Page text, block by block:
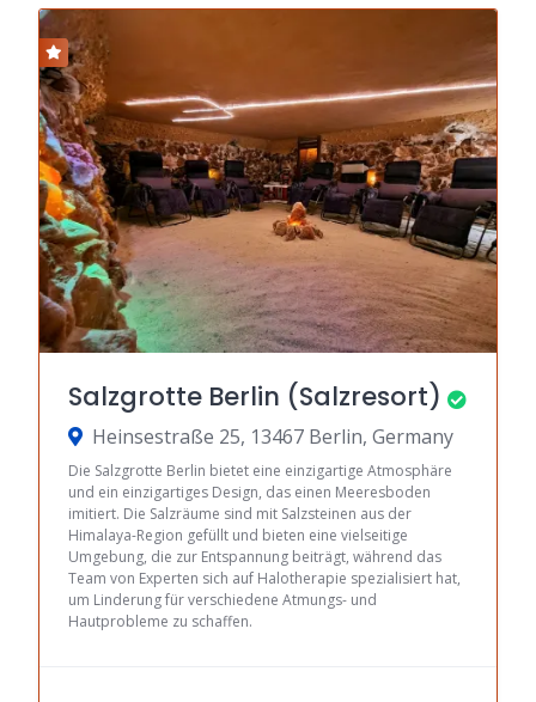
Salzgrotte Berlin (Salzresort)
Heinsestraße 25, 13467 Berlin, Germany
Die Salzgrotte Berlin bietet eine einzigartige Atmosphäre
und ein einzigartiges Design, das einen Meeresboden
imitiert. Die Salzräume sind mit Salzsteinen aus der
Himalaya-Region gefüllt und bieten eine vielseitige
Umgebung, die zur Entspannung beiträgt, während das
Team von Experten sich auf Halotherapie spezialisiert hat,
um Linderung für verschiedene Atmungs- und
Hautprobleme zu schaffen.